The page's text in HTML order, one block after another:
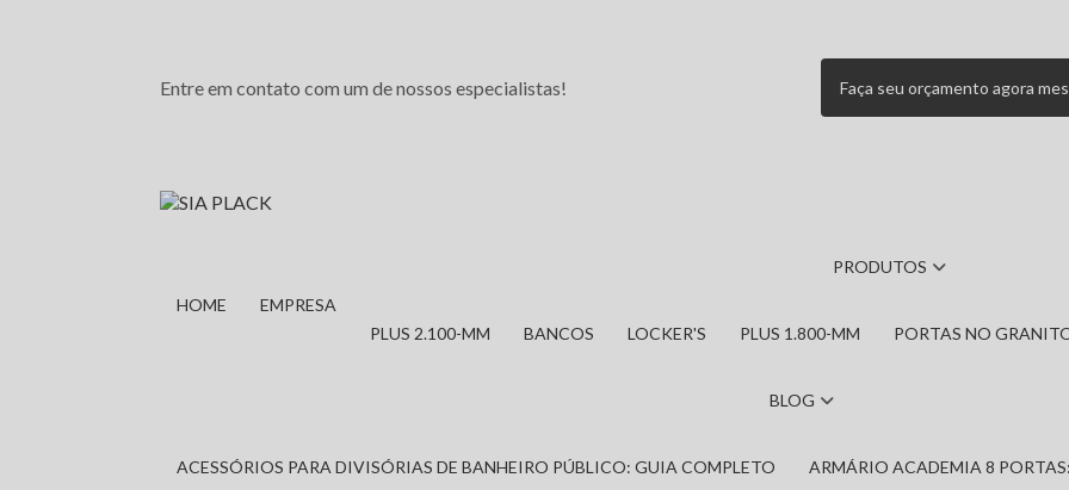
Entre em contato com um de nossos especialistas! Faça seu orçamento agora
HOME EMPRESA
PRODUTOS
PLUS 2.100-MM BANCOS LOCKER'S PLUS 1.800-MM PORTAS NO
BLOG
ACESSÓRIOS PARA DIVISÓRIAS DE BANHEIRO PÚBLICO: GUIA COMPLETO ARMÁRIO ACADEMIA 8